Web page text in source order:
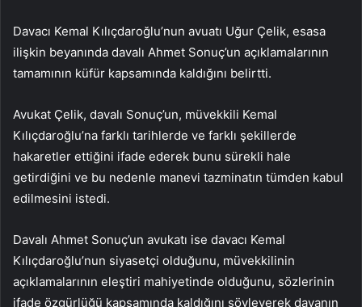
Davacı Kemal Kılıçdaroğlu’nun avuatı Uğur Çelik, esasa
ilişkin beyanında davalı Ahmet Sonuç’un açıklamalarının
tamamının küfür kapsamında kaldığını belirtti.
Avukat Çelik, davalı Sonuç’un, müvekkili Kemal
Kılıçdaroğlu’na farklı tarihlerde ve farklı şekillerde
hakaretler ettiğini ifade ederek bunu sürekli hale
getirdiğini ve bu nedenle manevi tazminatın tümden kabul
edilmesini istedi.
Davalı Ahmet Sonuç’un avukatı ise davacı Kemal
Kılıçdaroğlu’nun siyasetçi olduğunu, müvekkilinin
açıklamalarının eleştiri mahiyetinde olduğunu, sözlerinin
ifade özgürlüğü kapsamında kaldığını söyleyerek davanın